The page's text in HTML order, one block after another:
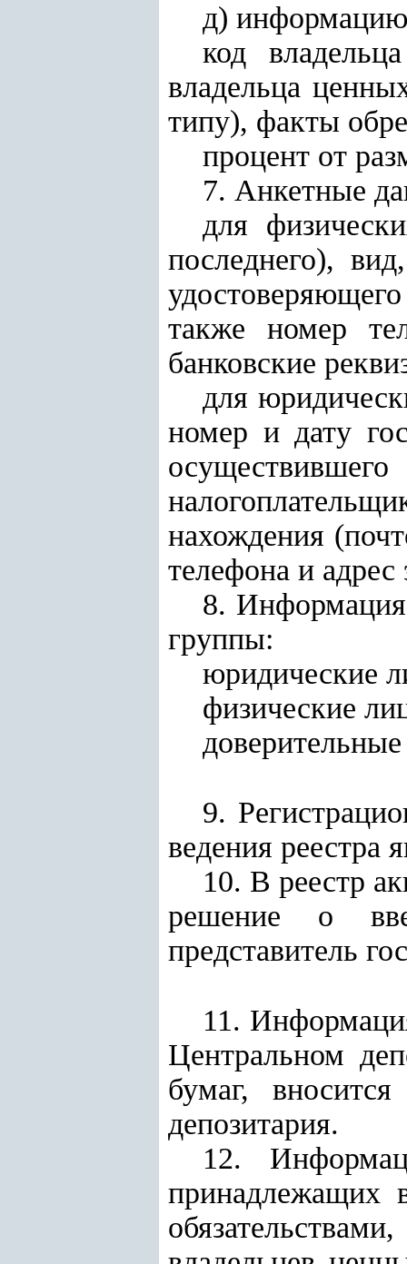
д)
код
владельца
типу), факты
процент от
7. Анкетные
для
последнего),
также номер
банковские
для
номер и дату
нахождения
телефона и
8. Информация
группы:
юридические
физические
9.
ведения реестра
10. В реестр
решение о
представитель
11.
Центральном
бумаг,
депозитария.
12.
принадлежащих